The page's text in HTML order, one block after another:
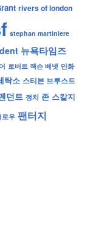
rivers of london
stephan martiniere
뉴욕타임즈
로버트 잭슨 베넷 만화
탁소 스티븐 브루스트
던트 정치 존 스칼지
로우 팬터지